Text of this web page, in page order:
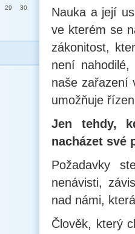
29
30
Nauka a její
ve kterém se
zákonitost,
není
naše zařazení
umožňuje
Jen tehdy,
nacházet své
Požadavky
nenávisti,
nad námi,
Člověk, který